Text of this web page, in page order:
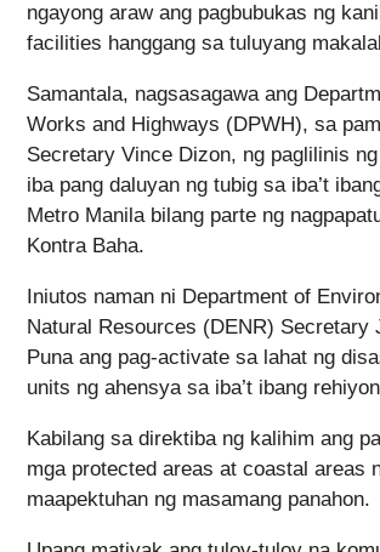
ngayong araw ang pagbubukas ng
facilities hanggang sa tuluyang
Samantala, nagsasagawa ang
Works and Highways (DPWH), sa
Secretary Vince Dizon, ng paglilinis
iba pang daluyan ng tubig sa iba’t
Metro Manila bilang parte ng
Kontra Baha.
Iniutos naman ni Department of
Natural Resources (DENR) Secretary
Puna ang pag-activate sa lahat ng
units ng ahensya sa iba’t ibang
Kabilang sa direktiba ng kalihim ang
mga protected areas at coastal areas
maapektuhan ng masamang panahon.